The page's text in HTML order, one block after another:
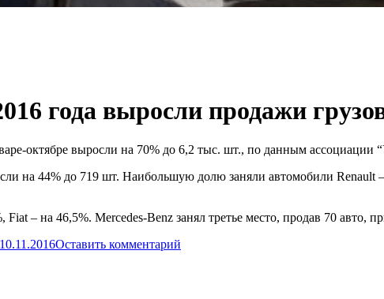
года выросли продажи
октябре выросли на 70% до 6,2 тыс. шт., по данным ассоциации
на 44% до 719 шт. Наибольшую долю заняли автомобили Renault
Fiat – на 46,5%. Mercedes-Benz занял третье место, продав 70
10.11.2016Оставить комментарий